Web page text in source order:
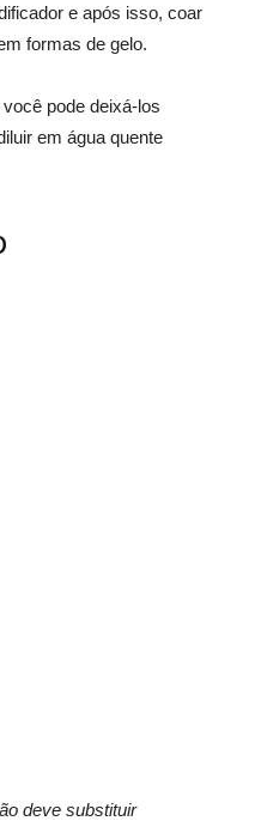
e após isso, coar
formas de gelo.
pode deixá-los
em água quente
deve substituir